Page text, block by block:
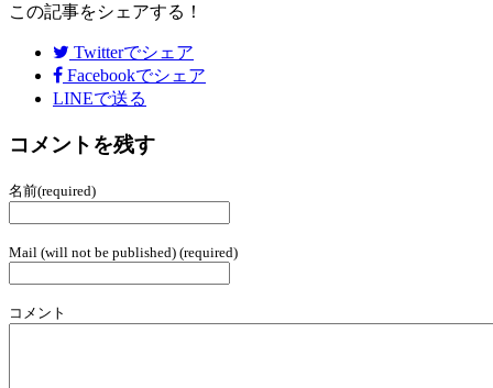
この記事をシェアする！
Twitterでシェア
Facebookでシェア
LINEで送る
コメントを残す
名前(required)
Mail (will not be published) (required)
コメント